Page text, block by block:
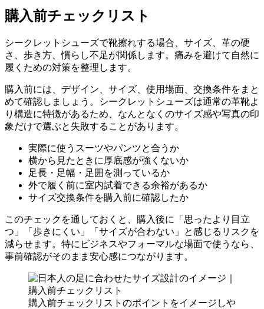
購入前チェックリスト
シークレットシューズで靴擦れする場合、サイズ、革の硬
さ、歩き方、慣らし不足が関係します。痛みを避けて自然に
履くための対策を整理します。
購入前には、デザイン、サイズ、使用場面、交換条件をまと
めて確認しましょう。シークレットシューズは通常の革靴よ
り構造に特徴があるため、なんとなくのサイズ感や写真の印
象だけで選ぶと失敗することがあります。
実際に使うスーツやパンツと合うか
横から見たときに厚底感が強くないか
足長・足幅・足囲を測っているか
外で履く前に室内試着できる余裕があるか
サイズ交換条件を購入前に確認したか
このチェックを通しておくと、購入後に「思ったより目立
つ」「歩きにくい」「サイズが合わない」と感じるリスクを
減らせます。特にビジネスやフォーマルな場面で使うなら、
事前確認がそのまま安心感につながります。
購入前チェックリストのポイントをイメージしや